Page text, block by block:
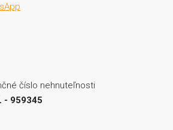
číslo nehnuteľnosti
- 959345